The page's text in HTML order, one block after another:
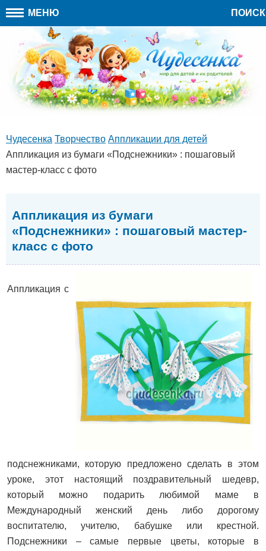
МЕНЮ ПОИСК
Чудесенка Творчество Аппликации для детей
Аппликация из бумаги «Подснежники» : пошаговый
мастер-класс с фото
Аппликация из бумаги
«Подснежники» : пошаговый мастер-
класс с фото
Аппликация с
подснежниками, которую предложено сделать в этом
уроке, этот настоящий поздравительный шедевр,
который можно подарить любимой маме в
Международный женский день либо дорогому
воспитателю, учителю, бабушке или крестной.
Подснежники – самые первые цветы, которые в